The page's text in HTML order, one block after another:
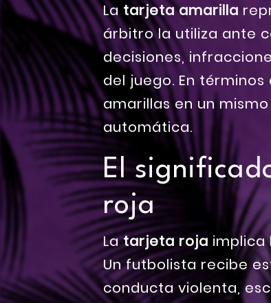
La tarjeta amarilla
árbitro la utiliza ante
decisiones,
del juego. En
amarillas en un
automática.
El
roja
Latarjeta roja implica
Un futbolista recibe
conducta violenta,